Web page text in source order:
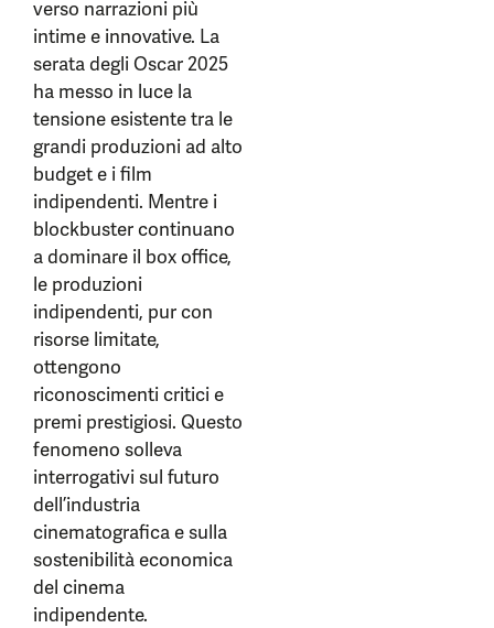
verso narrazioni più
intime e innovative. La
serata degli Oscar 2025
ha messo in luce la
tensione esistente tra le
grandi produzioni ad alto
budget e i film
indipendenti. Mentre i
blockbuster continuano
a dominare il box office,
le produzioni
indipendenti, pur con
risorse limitate,
ottengono
riconoscimenti critici e
premi prestigiosi. Questo
fenomeno solleva
interrogativi sul futuro
dell’industria
cinematografica e sulla
sostenibilità economica
del cinema
indipendente.